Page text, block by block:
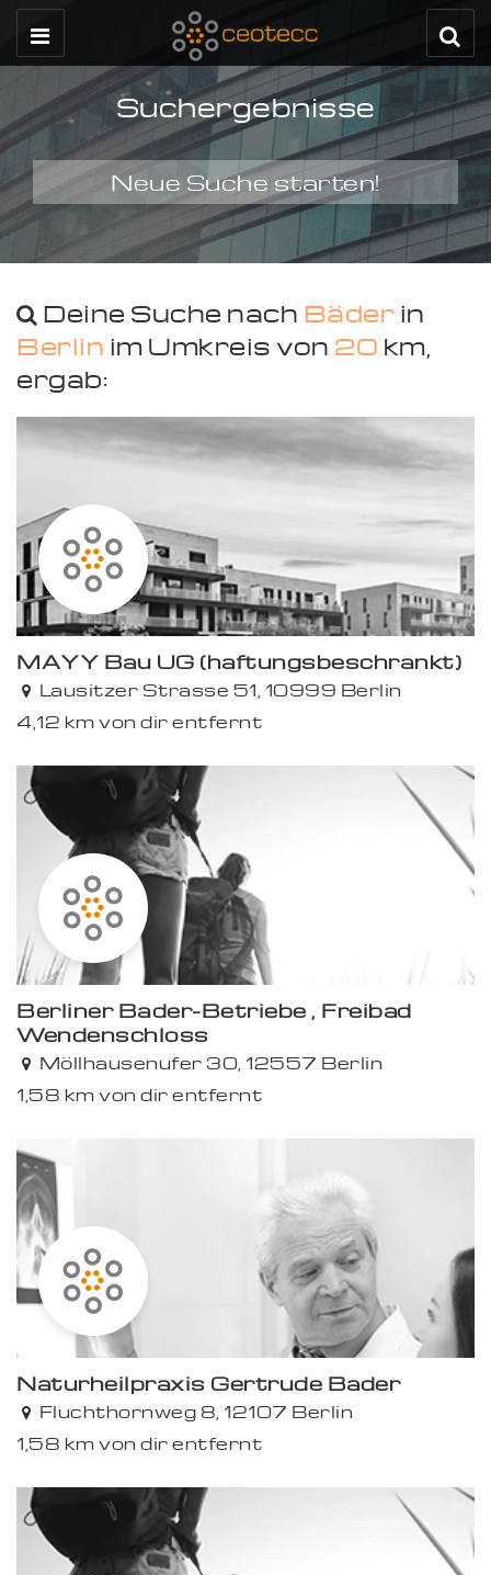
Suchergebnisse
Neue Suche starten!
Deine Suche nach Bäder in
Berlin im Umkreis von 20 km,
ergab:
Premium
MAYY Bau UG (haftungsbeschränkt)
Lausitzer Strasse 51, 10999 Berlin
4,12 km von dir entfernt
Berliner Bäder-Betriebe , Freibad
Wendenschloss
Möllhausenufer 30, 12557 Berlin
1,58 km von dir entfernt
Naturheilpraxis Gertrude Bader
Fluchthornweg 8, 12107 Berlin
1,58 km von dir entfernt